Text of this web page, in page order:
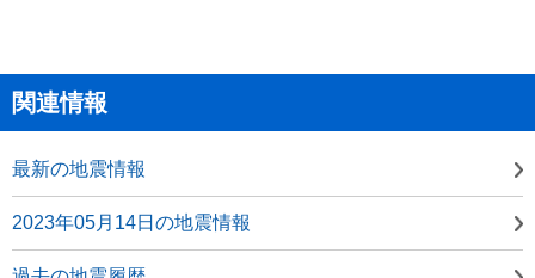
関連情報
最新の地震情報
2023年05月14日の地震情報